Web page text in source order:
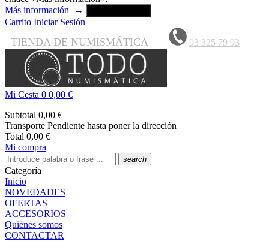
Más información
→
Carrito Iniciar Sesión
TIENDA DE NUMISMÁTICA 93 325 79 93
Mi Cesta 0 0,00 €
Subtotal 0,00 €
Transporte Pendiente hasta poner la dirección
Total 0,00 €
Mi compra
search
Categoría
Inicio
NOVEDADES
OFERTAS
ACCESORIOS
Quiénes somos
CONTACTAR